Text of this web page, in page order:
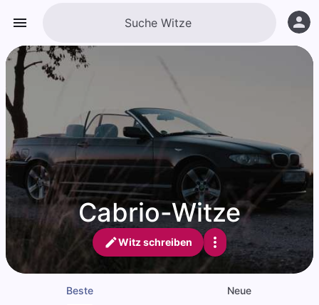
Cabrio-Witze
Witz schreiben
Beste Neue